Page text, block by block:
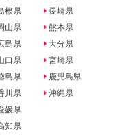
根県
山県
島県
口県
島県
川県
媛県
知県
長崎県
熊本県
大分県
宮崎県
鹿児島県
沖縄県